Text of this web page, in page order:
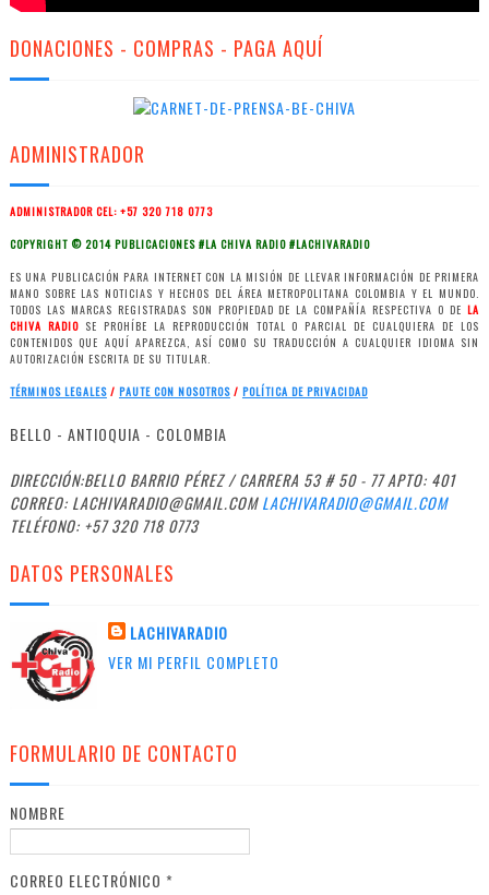
DONACIONES - COMPRAS - PAGA AQUÍ
ADMINISTRADOR
ADMINISTRADOR CEL: +57 320 718 0773
COPYRIGHT © 2014 PUBLICACIONES #LA CHIVA RADIO #LACHIVARADIO
ES UNA PUBLICACIÓN PARA INTERNET CON LA MISIÓN DE LLEVAR INFORMACIÓN DE PRIMERA
MANO SOBRE LAS NOTICIAS Y HECHOS DEL ÁREA METROPOLITANA COLOMBIA Y EL MUNDO.
TODOS LAS MARCAS REGISTRADAS SON PROPIEDAD DE LA COMPAÑÍA RESPECTIVA O DE LA
CHIVA RADIO SE PROHÍBE LA REPRODUCCIÓN TOTAL O PARCIAL DE CUALQUIERA DE LOS
CONTENIDOS QUE AQUÍ APAREZCA, ASÍ COMO SU TRADUCCIÓN A CUALQUIER IDIOMA SIN
AUTORIZACIÓN ESCRITA DE SU TITULAR.
TÉRMINOS LEGALES/ PAUTE CON NOSOTROS/ POLÍTICA DE PRIVACIDAD
BELLO - ANTIOQUIA - COLOMBIA
DIRECCIÓN:BELLO BARRIO PÉREZ / CARRERA 53 # 50 - 77 APTO: 401
CORREO: LACHIVARADIO@GMAIL.COMLACHIVARADIO@GMAIL.COM
TELÉFONO: +57 320 718 0773
DATOS PERSONALES
LACHIVARADIO
VER MI PERFIL COMPLETO
FORMULARIO DE CONTACTO
NOMBRE
CORREO ELECTRÓNICO *